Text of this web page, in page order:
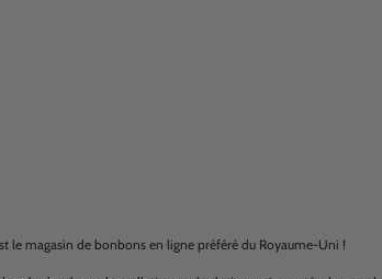
le magasin de bonbons en ligne préféré du Royaume-Uni !